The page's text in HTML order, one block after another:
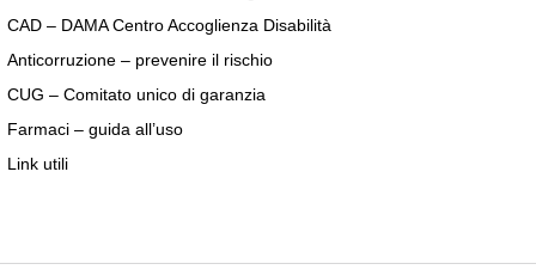
CAD – DAMA Centro Accoglienza Disabilità
Anticorruzione – prevenire il rischio
CUG – Comitato unico di garanzia
Farmaci – guida all’uso
Link utili